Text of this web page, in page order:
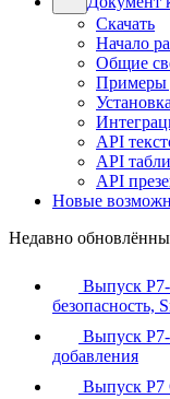
Скачать
Начало
Общие
Примеры
Установка
API
API
API
Новые
Недавно
Выпуск
безопасность,
Выпуск
добавления
Выпуск Р7